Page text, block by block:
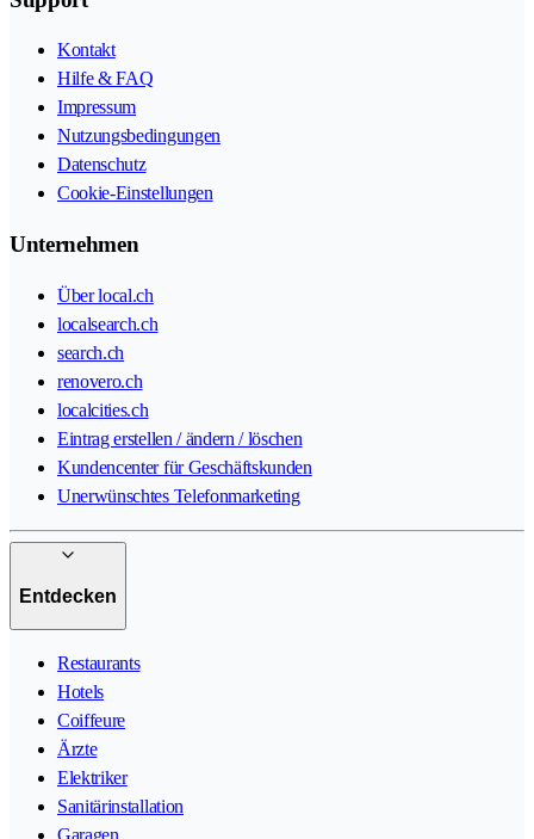
Kontakt
Hilfe & FAQ
Impressum
Nutzungsbedingungen
Datenschutz
Cookie-Einstellungen
Unternehmen
Über local.ch
localsearch.ch
search.ch
renovero.ch
localcities.ch
Eintrag erstellen / ändern / löschen
Kundencenter für Geschäftskunden
Unerwünschtes Telefonmarketing
Entdecken
Restaurants
Hotels
Coiffeure
Ärzte
Elektriker
Sanitärinstallation
Garagen